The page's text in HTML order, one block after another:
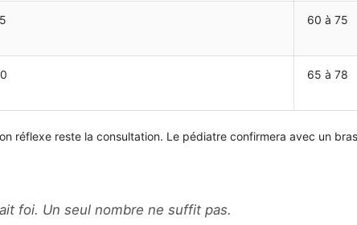
60 à 75
65 à 78
réflexe reste la consultation. Le pédiatre confirmera avec un
foi. Un seul nombre ne suffit pas.